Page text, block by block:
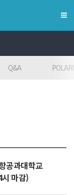
Q&A
공과대학교
마감)